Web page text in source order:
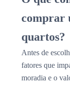
comprar
quartos?
Antes de
fatores que
moradia e o